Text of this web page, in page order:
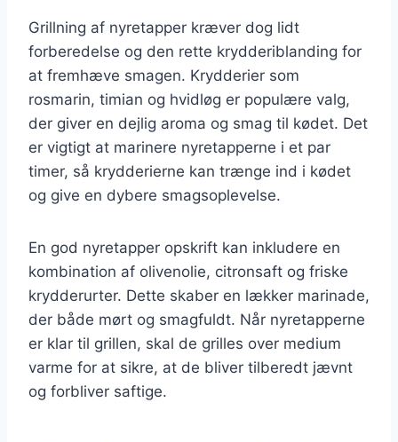
Grillning af nyretapper kræver dog lidt
forberedelse og den rette krydderiblanding for
at fremhæve smagen. Krydderier som
rosmarin, timian og hvidløg er populære valg,
der giver en dejlig aroma og smag til kødet. Det
er vigtigt at marinere nyretapperne i et par
timer, så krydderierne kan trænge ind i kødet
og give en dybere smagsoplevelse.
En god nyretapper opskrift kan inkludere en
kombination af olivenolie, citronsaft og friske
krydderurter. Dette skaber en lækker marinade,
der både mørt og smagfuldt. Når nyretapperne
er klar til grillen, skal de grilles over medium
varme for at sikre, at de bliver tilberedt jævnt
og forbliver saftige.